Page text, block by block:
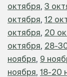
октября, 3
октября, 12
октября, 20
октября, 28-
ноября, 9
ноября, 18-20